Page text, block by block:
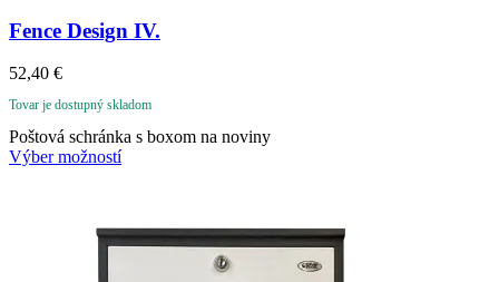
Fence Design IV.
52,40 €
Tovar je dostupný skladom
Poštová schránka s boxom na noviny
Výber možností